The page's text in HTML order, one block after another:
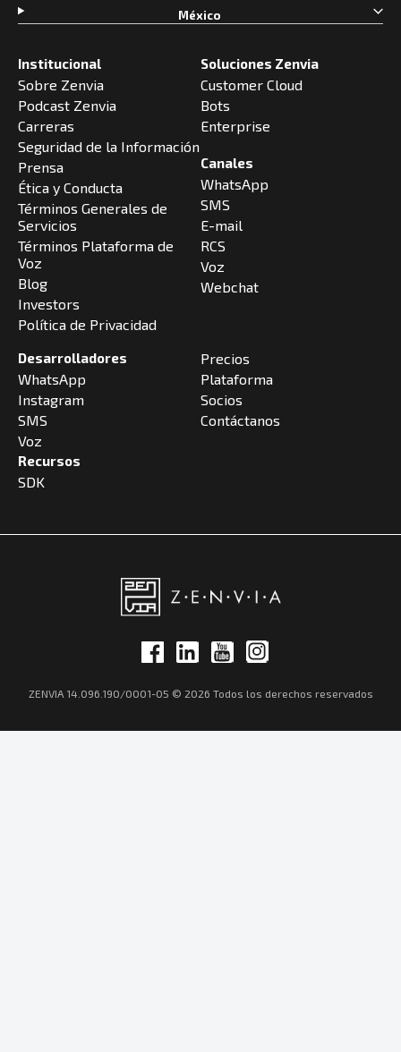
Institucional
Sobre Zenvia
Podcast Zenvia
Carreras
Seguridad de la Información
Prensa
Ética y Conducta
Términos Generales de
Servicios
Términos Plataforma de
Voz
Blog
Investors
Política de Privacidad
Soluciones Zenvia
Customer Cloud
Bots
Enterprise
Canales
WhatsApp
SMS
E-mail
RCS
Voz
Webchat
Desarrolladores
WhatsApp
Instagram
SMS
Voz
Recursos
SDK
Precios
Plataforma
Socios
Contáctanos
México
ZENVIA 14.096.190/0001-05 © 2026 Todos los derechos reservados